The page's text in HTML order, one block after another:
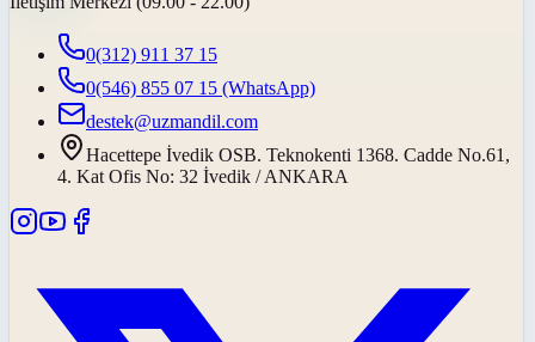
0(312) 911 37 15
0(546) 855 07 15 (WhatsApp)
destek@uzmandil.com
Hacettepe İvedik OSB. Teknokenti 1368. Cadde No.61,
4. Kat Ofis No: 32 İvedik / ANKARA